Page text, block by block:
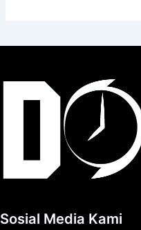
Sosial Media Kami